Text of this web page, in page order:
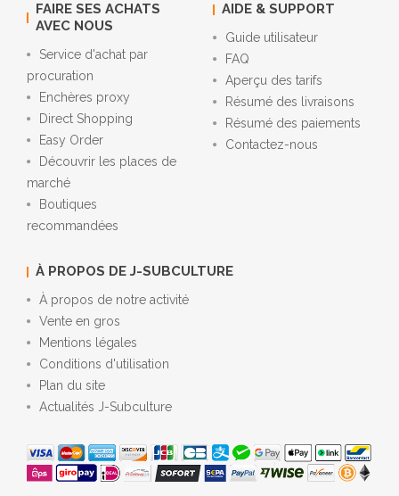
FAIRE SES ACHATS
AVEC NOUS
Service d'achat par
procuration
Enchères proxy
Direct Shopping
Easy Order
Découvrir les places de
marché
Boutiques
recommandées
AIDE & SUPPORT
Guide utilisateur
FAQ
Aperçu des tarifs
Résumé des livraisons
Résumé des paiements
Contactez-nous
À PROPOS DE J-SUBCULTURE
À propos de notre activité
Vente en gros
Mentions légales
Conditions d'utilisation
Plan du site
Actualités J-Subculture